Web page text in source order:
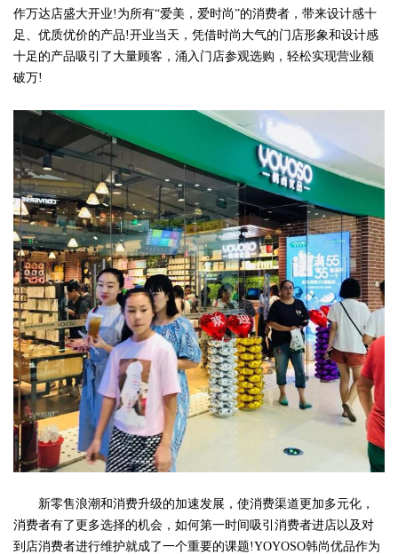
作万达店盛大开业!为所有“爱美，爱时尚”的消费者，带来设计感十
足、优质优价的产品!开业当天，凭借时尚大气的门店形象和设计感
十足的产品吸引了大量顾客，涌入门店参观选购，轻松实现营业额
破万!
新零售浪潮和消费升级的加速发展，使消费渠道更加多元化，
消费者有了更多选择的机会，如何第一时间吸引消费者进店以及对
到店消费者进行维护就成了一个重要的课题!YOYOSO韩尚优品作为